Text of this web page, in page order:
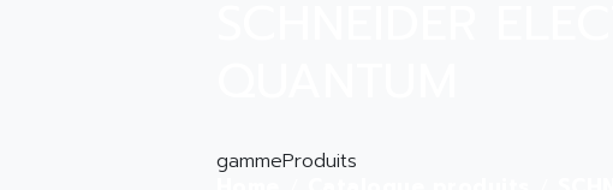
gammeProduits